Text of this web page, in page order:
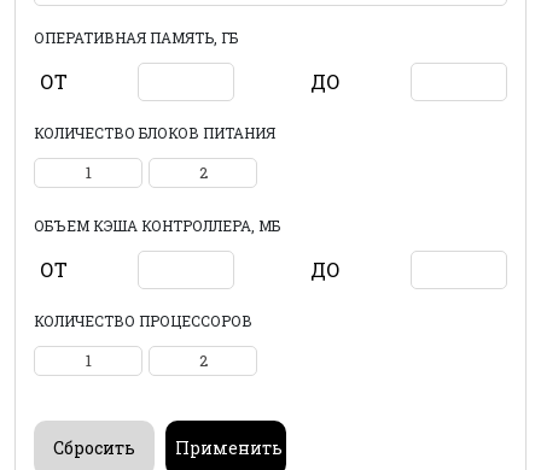
ОПЕРАТИВНАЯ ПАМЯТЬ, ГБ
ОТ ДО
КОЛИЧЕСТВО БЛОКОВ ПИТАНИЯ
1 2
ОБЪЕМ КЭША КОНТРОЛЛЕРА, МБ
ОТ ДО
КОЛИЧЕСТВО ПРОЦЕССОРОВ
1 2